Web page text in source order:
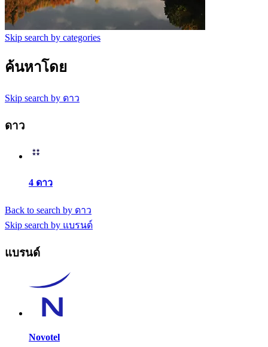
Skip search by categories
ค้นหาโดย
Skip search by ดาว
ดาว
4 ดาว
Back to search by ดาว
Skip search by แบรนด์
แบรนด์
Novotel